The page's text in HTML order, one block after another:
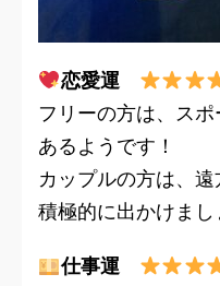
恋愛運
フリーの方は、ス
あるようです！
カップルの方は、遠
積極的に出かけまし
仕事運